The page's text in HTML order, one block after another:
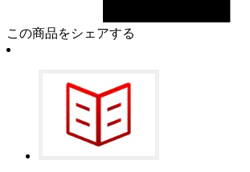
この商品をシェアする